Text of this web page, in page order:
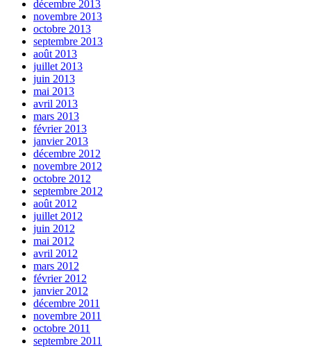
décembre 2013
novembre 2013
octobre 2013
septembre 2013
août 2013
juillet 2013
juin 2013
mai 2013
avril 2013
mars 2013
février 2013
janvier 2013
décembre 2012
novembre 2012
octobre 2012
septembre 2012
août 2012
juillet 2012
juin 2012
mai 2012
avril 2012
mars 2012
février 2012
janvier 2012
décembre 2011
novembre 2011
octobre 2011
septembre 2011